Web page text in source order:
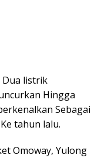
Dua listrik
Hingga
Sebagai
tahun lalu.
Omoway, Yulong